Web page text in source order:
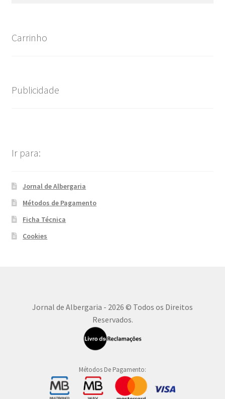
Carrinho
Publicidade
Ir para:
Jornal de Albergaria
Métodos de Pagamento
Ficha Técnica
Cookies
Jornal de Albergaria - 2026 © Todos os Direitos
Reservados.
Métodos De Pagamento: